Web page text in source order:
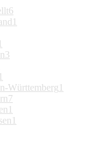
6
1
1
3
Württemberg 1
7
1
1